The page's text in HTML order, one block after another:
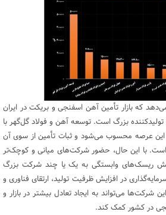
۱۴۰۴ نشان می‌دهد که بازار تأمین آهن اسفنجی و بریکت در ایران
بزرگ است. توسعه آهن و فولاد گل‌گهر با
این عرصه محسوب می‌شود و ثبات تأمین از سوی آن
با این حال، حضور شرکت‌های میانی و کوچک‌تر
ریسک‌های وابستگی به یک یا چند شرکت بزرگ
در افزایش ظرفیت تولید، ارتقای فناوری و
شرکت‌ها می‌تواند به ایجاد تعادل بیشتر در بازار و
در کشور کمک کند.